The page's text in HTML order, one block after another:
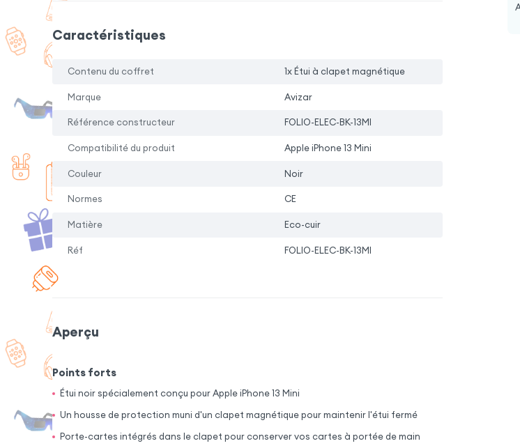
Caractéristiques
Contenu du coffret 1x Étui à clapet magnétique
Marque Avizar
Référence constructeur FOLIO-ELEC-BK-13MI
Compatibilité du produit Apple iPhone 13 Mini
Couleur Noir
Normes CE
Matière Eco-cuir
Réf FOLIO-ELEC-BK-13MI
Aperçu
Points forts
Étui noir spécialement conçu pour Apple iPhone 13 Mini
Un housse de protection muni d'un clapet magnétique pour maintenir l'étui fermé
Porte-cartes intégrés dans le clapet pour conserver vos cartes à portée de main